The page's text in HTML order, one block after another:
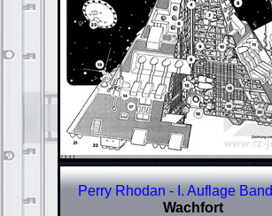
Perry Rhodan - I. Auflage Band
Wachfort